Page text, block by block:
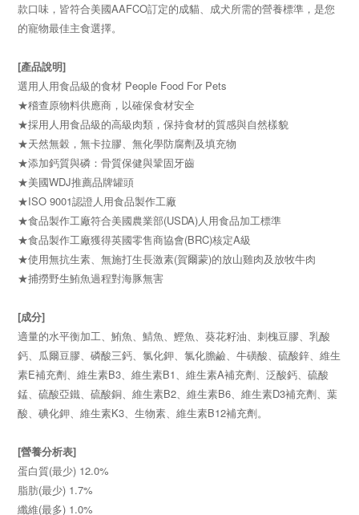
款口味，皆符合美國AAFCO訂定的成貓、成犬所需的營養標準，是您
的寵物最佳主食選擇。
[產品說明]
選用人用食品級的食材 People Food For Pets
★稽查原物料供應商，以確保食材安全
★採用人用食品級的高級肉類，保持食材的質感與自然樣貌
★天然無穀，無卡拉膠、無化學防腐劑及填充物
★添加鈣質與磷：骨質保健與鞏固牙齒
★美國WDJ推薦品牌罐頭
★ISO 9001認證人用食品製作工廠
★食品製作工廠符合美國農業部(USDA)人用食品加工標準
★食品製作工廠獲得英國零售商協會(BRC)核定A級
★使用無抗生素、無施打生長激素(賀爾蒙)的放山雞肉及放牧牛肉
★捕撈野生鮪魚過程對海豚無害
[成分]
適量的水平衡加工、鮪魚、鯖魚、鰹魚、葵花籽油、刺槐豆膠、乳酸
鈣、瓜爾豆膠、磷酸三鈣、氯化鉀、氯化膽鹼、牛磺酸、硫酸鋅、維生
素E補充劑、維生素B3、維生素B1、維生素A補充劑、泛酸鈣、硫酸
錳、硫酸亞鐵、硫酸銅、維生素B2、維生素B6、維生素D3補充劑、葉
酸、碘化鉀、維生素K3、生物素、維生素B12補充劑。
[營養分析表]
蛋白質(最少) 12.0%
脂肪(最少) 1.7%
纖維(最多) 1.0%